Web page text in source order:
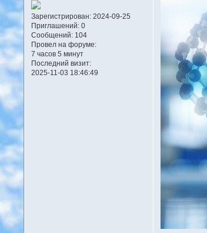
Зарегистрирован: 2024-09-25
Приглашений:0
Сообщений:104
Провел на форуме:
7 часов 5 минут
Последний визит:
2025-11-03 18:46:49